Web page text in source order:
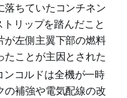
落ちていたコンチネン
リップを踏んだこと
が左側主翼下部の燃料
たことが主因とされた
ンコルドは全機が一時
の補強や電気配線の改